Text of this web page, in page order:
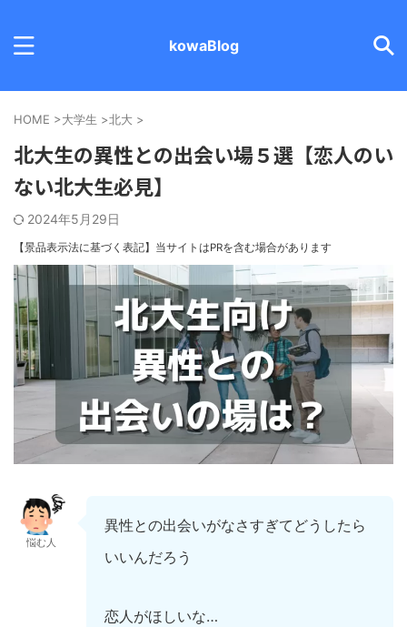
kowaBlog
HOME >大学生 >北大 >
北大生の異性との出会い場５選【恋人のい
ない北大生必見】
2024年5月29日
【景品表示法に基づく表記】 当サイトはPRを含む場合があります
悩む人
異性との出会いがなさすぎてどうしたら
いいんだろう
恋人がほしいな…